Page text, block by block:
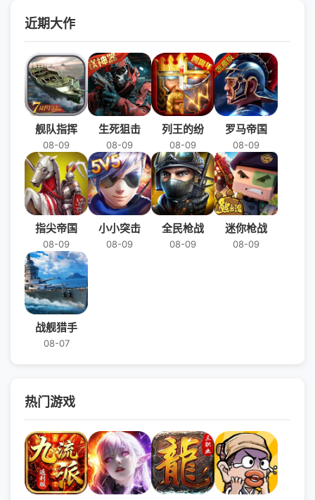
近期大作
舰队指挥
08-09
生死狙击
08-09
列王的纷
08-09
罗马帝国
08-09
指尖帝国
08-09
小小突击
08-09
全民枪战
08-09
迷你枪战
08-09
战舰猎手
08-07
热门游戏